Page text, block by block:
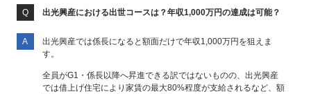
出光興産における出世コースは？年収1,000万円の達成は可能？
出光興産では係長になると額面だけで年収1,000万円を狙えま
す。
全員がG1・係長以降へ昇進できる訳ではないものの、出光興産
では借上げ住宅により家賃の最大80%程度が支給されるなど、額